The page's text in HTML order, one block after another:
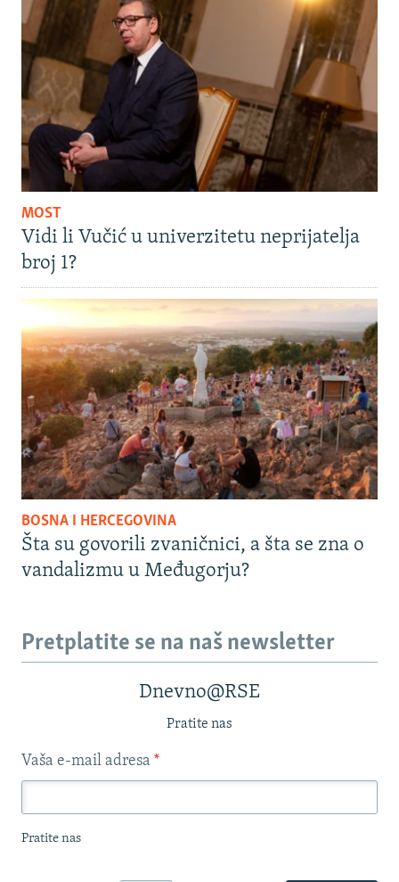
MOST
Vidi li Vučić u univerzitetu neprijatelja
broj 1?
BOSNA I HERCEGOVINA
Šta su govorili zvaničnici, a šta se zna o
vandalizmu u Međugorju?
Pretplatite se na naš newsletter
Dnevno@RSE
Pratite nas
Vaša e-mail adresa *
Pratite nas